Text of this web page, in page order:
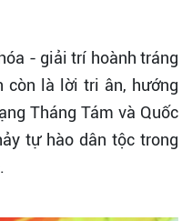
- giải trí hoành tráng
còn là lời tri ân, hướng
Tháng Tám và Quốc
tự hào dân tộc trong